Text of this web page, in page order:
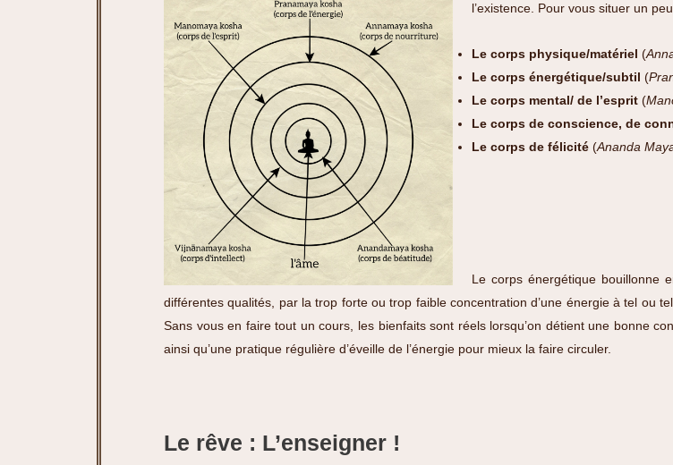
l’existence. Pour vous situer un
Le corps physique/matériel (
Le corps énergétique/subtil (
Le corps mental/ de l’esprit (
Le corps de conscience, de
Le corps de félicité (Ananda
Le corps énergétique bouillonne
différentes qualités, par la trop forte ou trop faible concentration d’une énergie à tel
Sans vous en faire tout un cours, les bienfaits sont réels lorsqu’on détient une bonne
ainsi qu’une pratique régulière d’éveille de l’énergie pour mieux la faire circuler.
Le rêve : L’enseigner !